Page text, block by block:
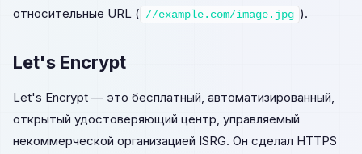
относительные URL ( //example.com/image.jpg ).
Let's Encrypt
Let's Encrypt — это бесплатный, автоматизированный,
открытый удостоверяющий центр, управляемый
некоммерческой организацией ISRG. Он сделал HTTPS